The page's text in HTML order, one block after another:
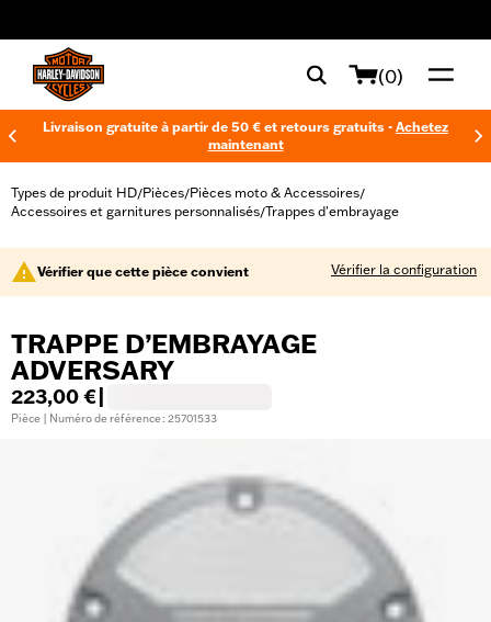
(0)
Livraison gratuite à partir de 50 € et retours gratuits - Achetez
maintenant
Types de produit HD/Pièces/Pièces moto & Accessoires/
Accessoires et garnitures personnalisés/Trappes d'embrayage
Vérifier que cette pièce convient Vérifier la configuration
TRAPPE D’EMBRAYAGE
ADVERSARY
223,00 €
Pièce | Numéro de référence : 25701533